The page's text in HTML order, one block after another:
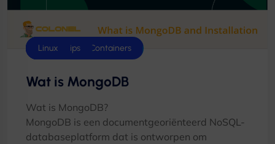
Database
Dokwerker & Containers
Hostingtips
Linux
Wat is MongoDB
Wat is MongoDB?
MongoDB is een documentgeoriënteerd NoSQL-
databaseplatform dat is ontworpen om